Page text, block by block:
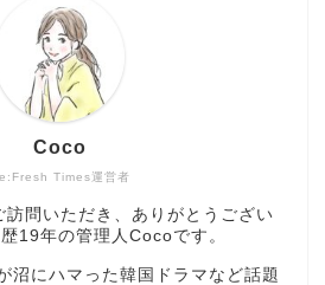
Times運営者
Coco
問いただき、ありがとうござい
19年の管理人Cocoです。
沼にハマった韓国ドラマなど話題